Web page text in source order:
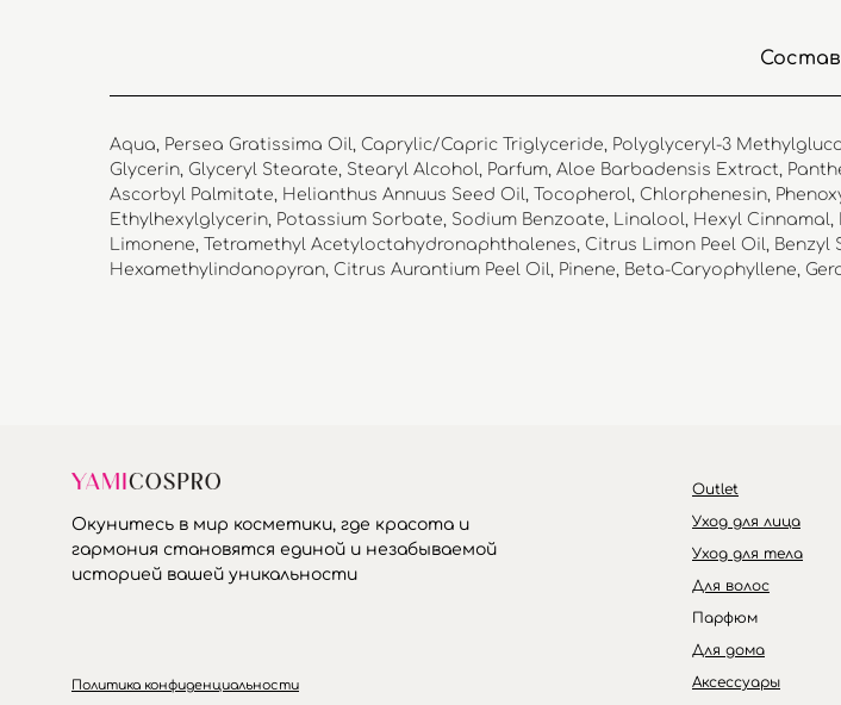
Состав
Aqua, Persea Gratissima Oil, Caprylic/Capric Triglyceride, Polyglyceryl-3
Glycerin, Glyceryl Stearate, Stearyl Alcohol, Parfum, Aloe Barbadensis Extract,
Ascorbyl Palmitate, Helianthus Annuus Seed Oil, Tocopherol, Chlorphenesin,
Ethylhexylglycerin, Potassium Sorbate, Sodium Benzoate, Linalool, Hexyl
Limonene, Tetramethyl Acetyloctahydronaphthalenes, Citrus Limon Peel Oil, Benzyl
Hexamethylindanopyran, Citrus Aurantium Peel Oil, Pinene, Beta-Caryophyllene,
Outlet
Окунитесь в мир косметики, где красота и
гармония становятся единой и незабываемой
историей вашей уникальности
Политика конфиденциальности
Уход для лица
Уход для тела
Для волос
Парфюм
Для дома
Аксессуары